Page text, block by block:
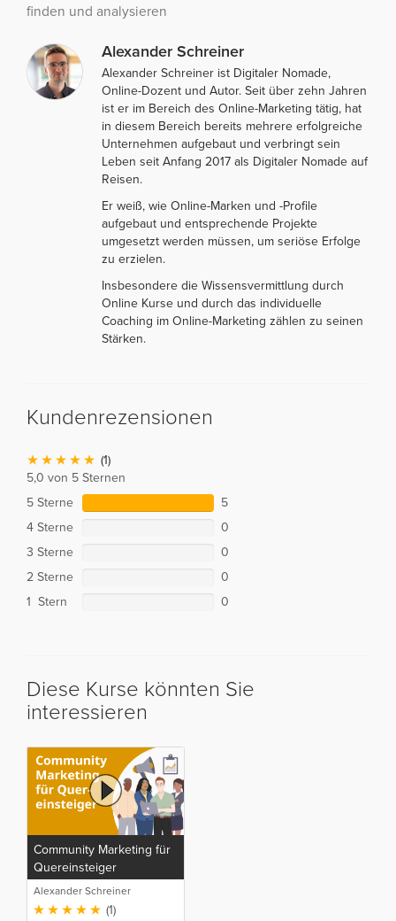
finden und analysieren
Alexander Schreiner
Alexander Schreiner ist Digitaler Nomade,
Online-Dozent und Autor. Seit über zehn Jahren
ist er im Bereich des Online-Marketing tätig, hat
in diesem Bereich bereits mehrere erfolgreiche
Unternehmen aufgebaut und verbringt sein
Leben seit Anfang 2017 als Digitaler Nomade auf
Reisen.
Er weiß, wie Online-Marken und -Profile
aufgebaut und entsprechende Projekte
umgesetzt werden müssen, um seriöse Erfolge
zu erzielen.
Insbesondere die Wissensvermittlung durch
Online Kurse und durch das individuelle
Coaching im Online-Marketing zählen zu seinen
Stärken.
Kundenrezensionen
(1)
5,0 von 5 Sternen
5 Sterne
5
4 Sterne
0
3 Sterne
0
2 Sterne
0
1 Stern
0
Diese Kurse könnten Sie
interessieren
Community Marketing für
Quereinsteiger
Alexander Schreiner
(1)